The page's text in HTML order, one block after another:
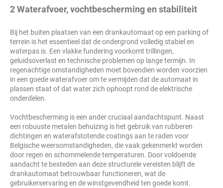
2 Waterafvoer, vochtbescherming en stabiliteit
Bij het buiten plaatsen van een drankautomaat op een parking of
terrein is het essentieel dat de ondergrond volledig stabiel en
waterpas is. Een vlakke fundering voorkomt trillingen,
geluidsoverlast en technische problemen op lange termijn. In
regenachtige omstandigheden moet bovendien worden voorzien
in een goede waterafvoer om te vermijden dat de automaat in
plassen staat of dat water zich ophoopt rond de elektrische
onderdelen.
Vochtbescherming is een ander cruciaal aandachtspunt. Naast
een robuuste metalen behuizing is het gebruik van rubberen
dichtingen en waterafstotende coatings aan te raden voor
Belgische weersomstandigheden, die vaak gekenmerkt worden
door regen en schommelende temperaturen. Door voldoende
aandacht te besteden aan deze structurele vereisten blijft de
drankautomaat betrouwbaar functioneren, wat de
gebruikerservaring en de winstgevendheid ten goede komt.